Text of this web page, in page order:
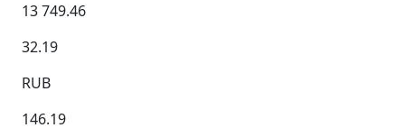
13 749.46
32.19
RUB
146.19